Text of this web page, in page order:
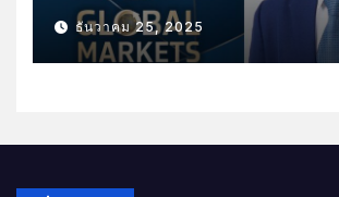
ธันวาคม 25, 2025